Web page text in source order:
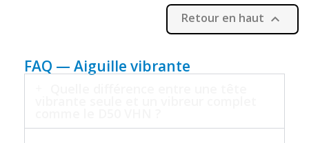
Retour en haut 
FAQ — Aiguille vibrante